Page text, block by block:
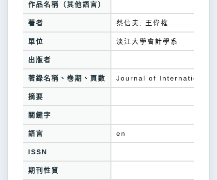
作品名稱（其他語言）
著者 蔡信夫; 王偉權
單位 淡江大學會計學系
出版者
著錄名稱、卷期、頁數 Journal of International
摘要
關鍵字
語言 en
ISSN
期刊性質